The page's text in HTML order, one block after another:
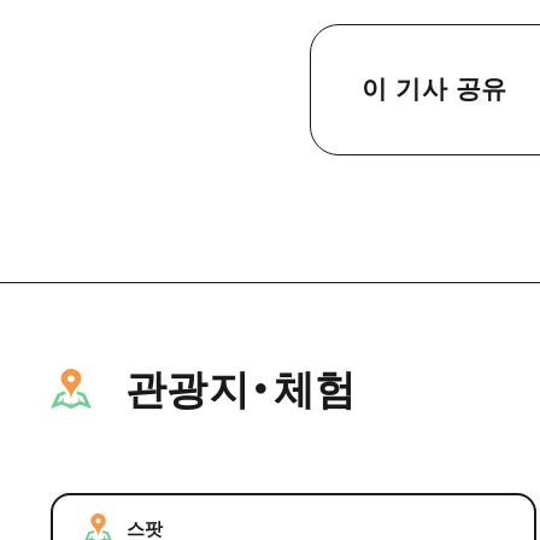
이 기사 공유
관광지・체험
스팟